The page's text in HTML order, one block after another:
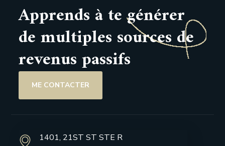
Apprends à te générer
de multiples sources de
revenus passifs
ME CONTACTER
1401, 21ST ST STE R